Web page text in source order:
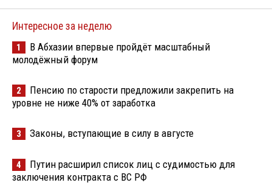
Интересное за неделю
1
В Абхазии впервые пройдёт масштабный
молодёжный форум
2
Пенсию по старости предложили закрепить на
уровне не ниже 40% от заработка
3 Законы, вступающие в силу в августе
4
Путин расширил список лиц с судимостью для
заключения контракта с ВС РФ